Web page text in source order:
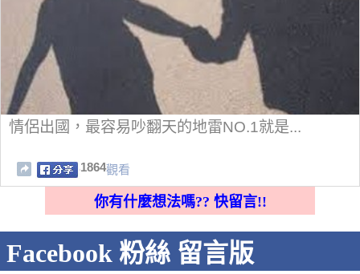
情侶出國，最容易吵翻天的地雷NO.1就是...
1864觀看
你有什麼想法嗎?? 快留言!!
Facebook 粉絲 留言版